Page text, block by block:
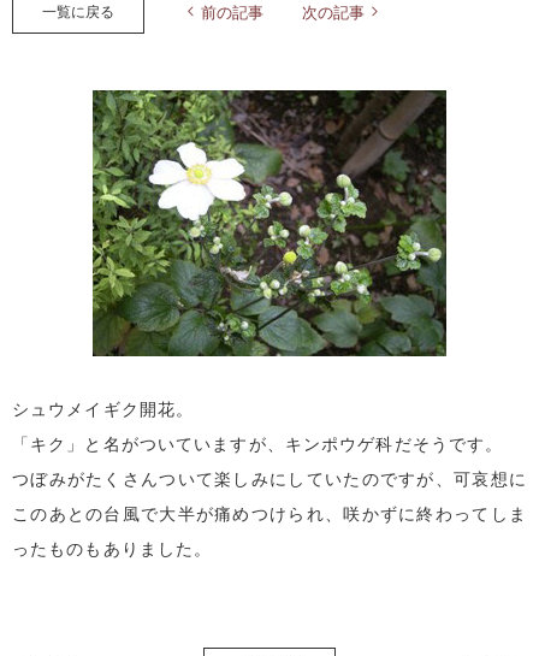
一覧に戻る 前の記事 次の記事
シュウメイギク開花。
「キク」と名がついていますが、キンポウゲ科だそうです。
つぼみがたくさんついて楽しみにしていたのですが、可哀想に
このあとの台風で大半が痛めつけられ、咲かずに終わってしま
ったものもありました。